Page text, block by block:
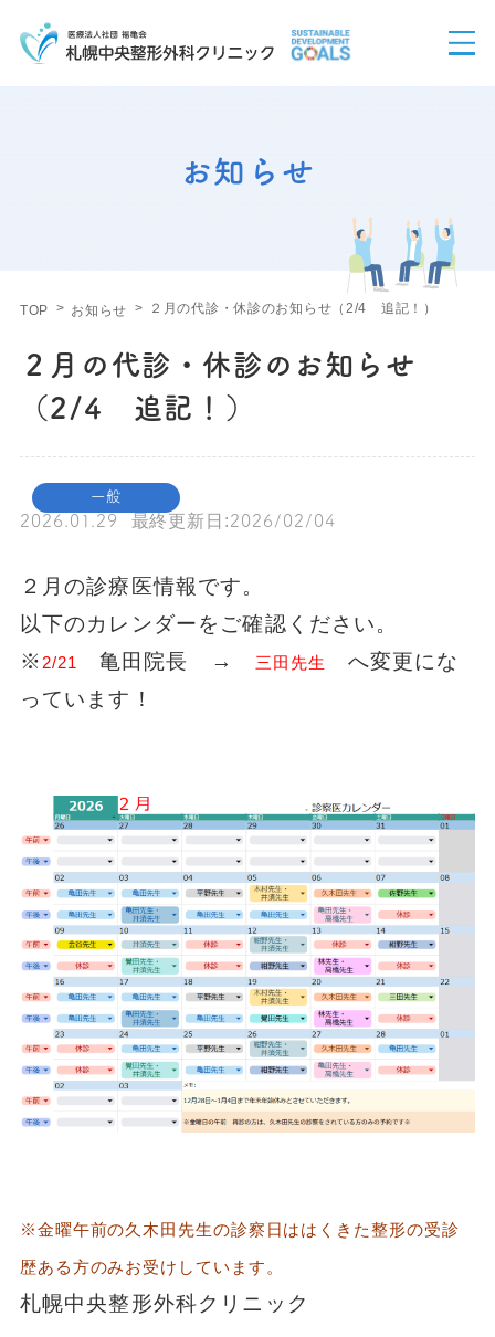
お知らせ
TOP お知らせ ２月の代診・休診のお知らせ（2/4 追記！）
２月の代診・休診のお知らせ
（2/4 追記！）
一般
2026.01.29 最終更新日:2026/02/04
２月の診療医情報です。
以下のカレンダーをご確認ください。
※2/21 亀田院長 → 三田先生
へ変更にな
っています！
※金曜午前の久木田先生の診察日ははくきた整形の受診
歴ある方のみお受けしています。
札幌中央整形外科クリニック